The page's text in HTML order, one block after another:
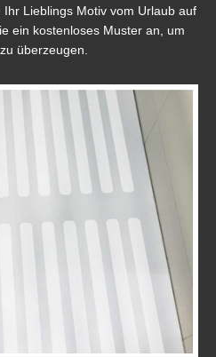
Ihr Lieblings Motiv vom Urlaub auf
ein kostenloses Muster an, um
überzeugen.